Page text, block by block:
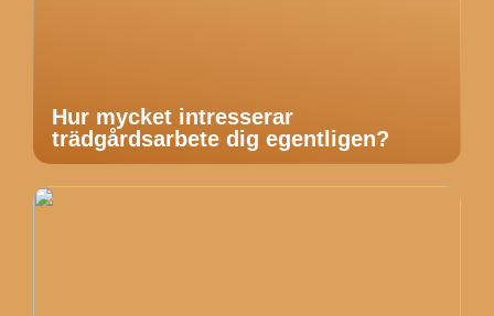
Hur mycket intresserar
trädgårdsarbete dig egentligen?